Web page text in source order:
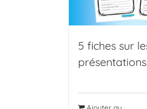
5 fiches sur